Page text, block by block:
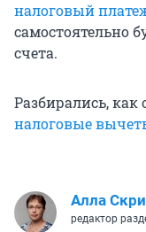
налоговый
самостоятельно
счета.
Разбирались,
налоговые
Алла
редактор